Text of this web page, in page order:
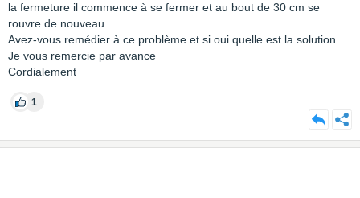
la fermeture il commence à se fermer et au bout de 30 cm se
rouvre de nouveau
Avez-vous remédier à ce problème et si oui quelle est la solution
Je vous remercie par avance
Cordialement
1